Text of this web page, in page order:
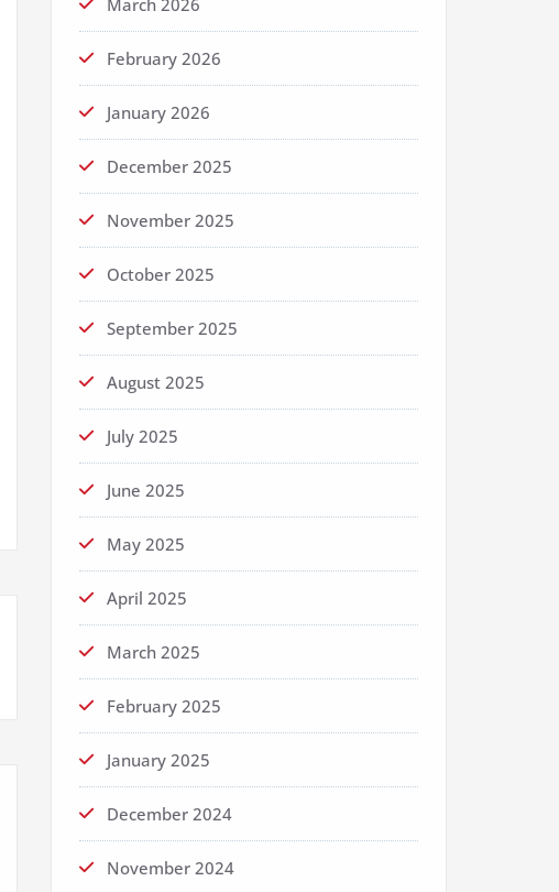
March 2026
February 2026
January 2026
December 2025
November 2025
October 2025
September 2025
August 2025
July 2025
June 2025
May 2025
April 2025
March 2025
February 2025
January 2025
December 2024
November 2024